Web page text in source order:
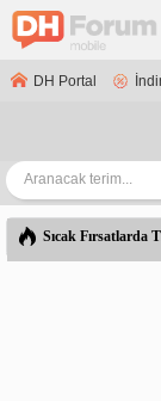
DH Portal
Sıcak Fırsatlarda